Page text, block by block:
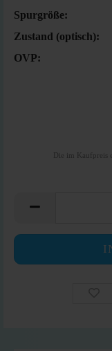
Spurgröße:
Zustand (optisch):
OVP:
Die im Kaufpreis